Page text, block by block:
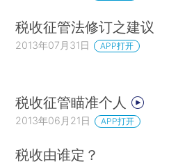
税收征管法修订之建议
2013年07月31日 APP打开
税收征管瞄准个人
2013年06月21日 APP打开
税收由谁定？